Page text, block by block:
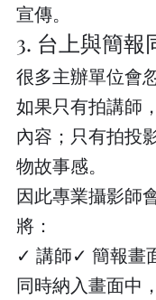
宣傳。
3. 台上與簡報
很多主辦單位會
如果只有拍講師
內容；只有拍投
物故事感。
因此專業攝影師
將：
✓ 講師✓ 簡報畫
同時納入畫面中